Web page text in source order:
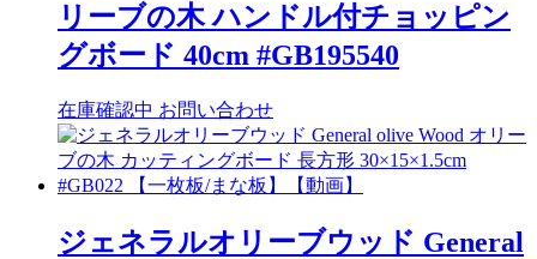
リーブの木 ハンドル付チョッピン
グボード 40cm #GB195540
在庫確認中 お問い合わせ
ジェネラルオリーブウッド General